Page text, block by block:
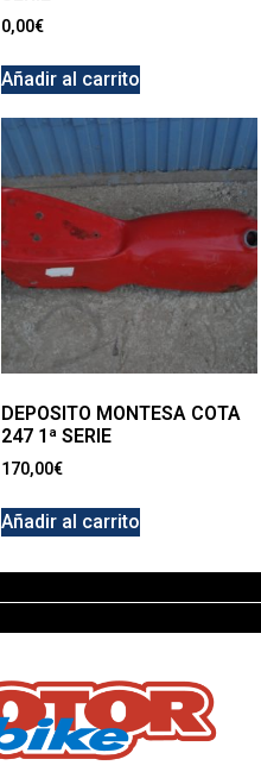
0,00€
Añadir al carrito
DEPOSITO MONTESA COTA
247 1ª SERIE
170,00€
Añadir al carrito